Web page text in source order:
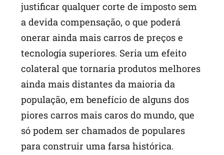
justificar qualquer corte de imposto sem
a devida compensação, o que poderá
onerar ainda mais carros de preços e
tecnologia superiores. Seria um efeito
colateral que tornaria produtos melhores
ainda mais distantes da maioria da
população, em benefício de alguns dos
piores carros mais caros do mundo, que
só podem ser chamados de populares
para construir uma farsa histórica.